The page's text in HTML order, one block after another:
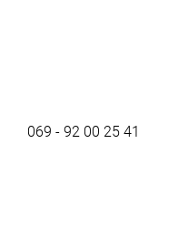
069 - 92 00 25 41